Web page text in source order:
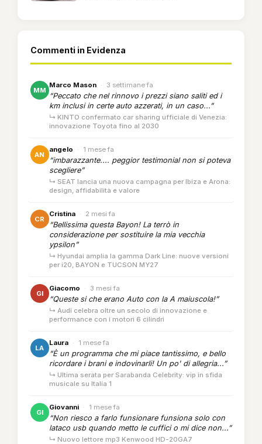
Commenti in Evidenza
MM
Marco Mason · 3 settimane fa
“Peccato che nel rinnovo i prezzi siano saliti ed i
km inclusi in certe auto azzerati, in un caso...”
↳ KINTO confermato car sharing ufficiale di Venezia:
innovazione Toyota fino al 2030
AN
angelo · 1 mese fa
“imbarazzante.... peggior testimonial non si poteva
scegliere”
↳ SEAT lancia una nuova campagna per Ibiza e Arona:
design, affidabilità e valore
CR
Cristina · 2 mesi fa
“Bellissima questa Bayon! La terrò in
considerazione per sostituire la mia vecchia
ypsilon”
↳ Hyundai amplia la gamma Dark Line: nuove versioni
per i20, BAYON e TUCSON MY27
GI
Giacomo · 3 mesi fa
“Queste si che erano Auto con la A maiuscola!”
↳ Audi celebra oltre un secolo di innovazione e
performance con i motori 6 cilindri
LA
Laura · 1 mese fa
“È un programma che mi piace tantissimo, e bello
ricordare i brani e indovinarli! Un po' di allegria...”
↳ Ultima serata per Sarabanda Celebrity: vip in sfida
musicale su Italia 1
GI
Giovanni · 1 mese fa
“Non riesco a farlo funsionare funsiona solo con
lataco usb quando metto le cuffici o mi dice non...”
↳ Nuovo lettore mp3 Kenwood HD-20GA7